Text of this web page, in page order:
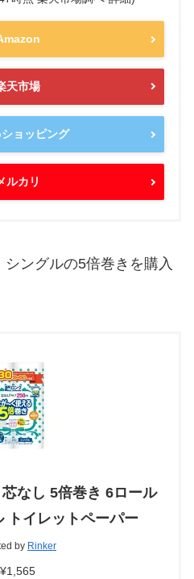
天市場
ョッピング
ルカリ
シングルの5倍巻きを購入
なし 5倍巻き 6ロール
トイレットペーパー
by Rinker
¥1,565